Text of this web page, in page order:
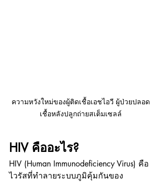
ความหวังใหม่ของผู้ติดเชื้อเอชไอวี ผู้ป่วยปลอด
เชื้อหลังปลูกถ่ายสเต็มเซลล์
HIV คืออะไร?
HIV (Human Immunodeficiency Virus) คือ
ไวรัสที่ทำลายระบบภูมิคุ้มกันของ